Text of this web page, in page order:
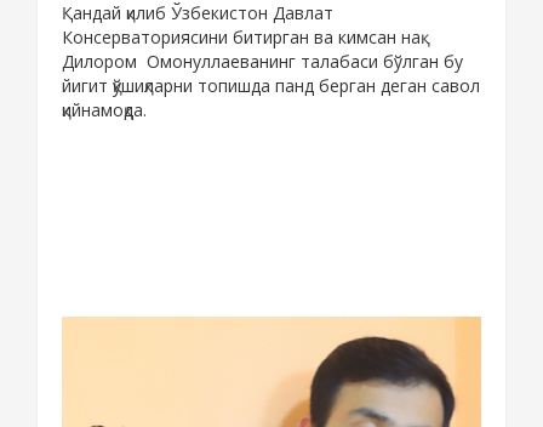
Қандай қилиб Ўзбекистон Давлат
Консерваториясини битирган ва кимсан нақ
Дилором Омонуллаеванинг талабаси бўлган бу
йигит қўшиқларни топишда панд берган деган савол
қийнамоқда.